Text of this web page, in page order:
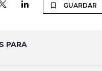
GUARDAR
PARA